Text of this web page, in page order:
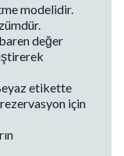
modelidir.
değer
etikette
için